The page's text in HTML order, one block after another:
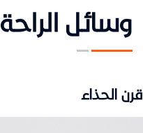
وسائل الراحة
قرن الحذاء